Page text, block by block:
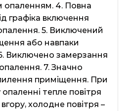
опаленням. 4. Повна
графіка включення
5. Виключений
або навпаки
Виключено замерзання
7. Значно
приміщення. При
тепле повітря
холодне повітря –